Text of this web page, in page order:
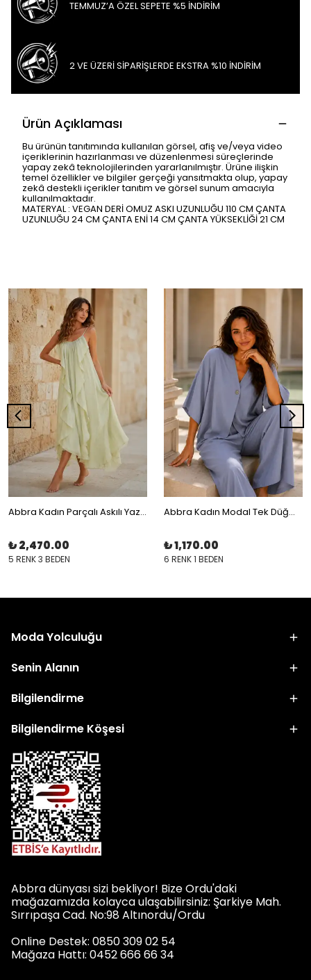
TEMMUZ’A ÖZEL SEPETE %5 İNDİRİM
2 VE ÜZERİ SİPARİŞLERDE EKSTRA %10 İNDİRİM
Ürün Açıklaması
Bu ürünün tanıtımında kullanılan görsel, afiş ve/veya video
içeriklerinin hazırlanması ve düzenlenmesi süreçlerinde
yapay zekâ teknolojilerinden yararlanılmıştır. Ürüne ilişkin
temel özellikler ve bilgiler gerçeği yansıtmakta olup, yapay
zekâ destekli içerikler tanıtım ve görsel sunum amacıyla
kullanılmaktadır.
MATERYAL : VEGAN DERİ OMUZ ASKI UZUNLUĞU 110 CM ÇANTA
UZUNLUĞU 24 CM ÇANTA ENİ 14 CM ÇANTA YÜKSEKLİĞİ 21 CM
Abbra Kadın Parçalı Askılı Yazlık Elbise
₺ 2,470.00
5 RENK 3 BEDEN
Abbra Kadın Modal Tek Düğmeli Gömlek
₺ 1,170.00
6 RENK 1 BEDEN
Moda Yolculuğu
Senin Alanın
Bilgilendirme
Bilgilendirme Köşesi
Abbra dünyası sizi bekliyor! Bize Ordu'daki
mağazamızda kolayca ulaşabilirsiniz: Şarkiye Mah.
Sırrıpaşa Cad. No:98 Altınordu/Ordu
Online Destek: 0850 309 02 54
Mağaza Hattı: 0452 666 66 34